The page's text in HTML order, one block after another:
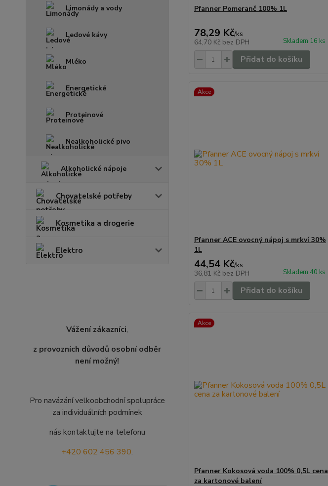
Limonády a vody
Ledové kávy
Mléko
Energetické
Proteinové
Nealkoholické pivo
Alkoholické nápoje
Chovatelské potřeby
Kosmetika a drogerie
Elektro
Vážení zákazníci,
z provozních důvodů osobní odběr
není možný!
Pro navázání velkoobchodní spolupráce
za individuálních podmínek
nás kontaktujte na telefonu
+420 602 456 390.
Pfanner Pomeranč 100% 1L
78,29 Kč/ks
64,70 Kč bez DPH Skladem 16 ks
Přidat do košíku
Akce
Pfanner ACE ovocný nápoj s mrkví 30%
1L
44,54 Kč/ks
36,81 Kč bez DPH Skladem 40 ks
Přidat do košíku
Akce
Pfanner Kokosová voda 100% 0,5L cena
za kartonové balení